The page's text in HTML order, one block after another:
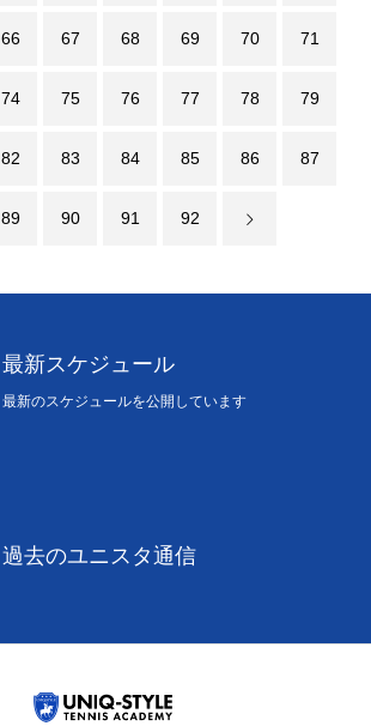
66 67 68 69 70 71
74 75 76 77 78 79
82 83 84 85 86 87
89 90 91 92
最新スケジュール
最新のスケジュールを公開しています
過去のユニスタ通信